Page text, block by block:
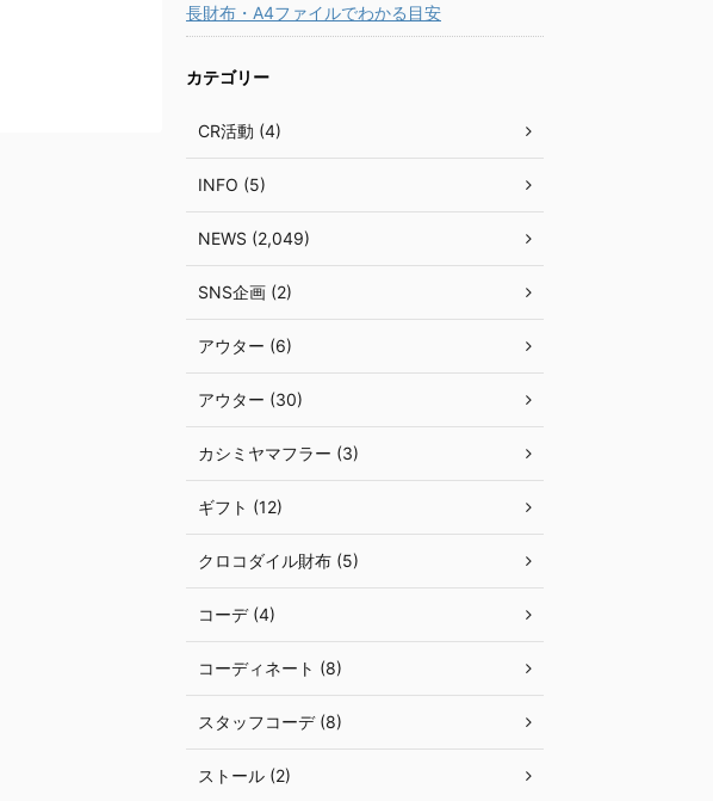
長財布・A4ファイルでわかる目安
カテゴリー
CR活動 (4)
INFO (5)
NEWS (2,049)
SNS企画 (2)
アウター (6)
アウター (30)
カシミヤマフラー (3)
ギフト (12)
クロコダイル財布 (5)
コーデ (4)
コーディネート (8)
スタッフコーデ (8)
ストール (2)